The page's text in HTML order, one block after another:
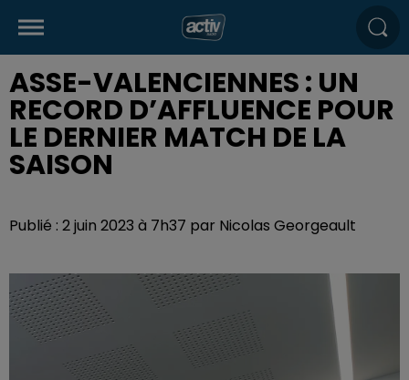
ASSE-VALENCIENNES : UN
RECORD D’AFFLUENCE POUR
LE DERNIER MATCH DE LA
SAISON
Publié : 2 juin 2023 à 7h37 par Nicolas Georgeault